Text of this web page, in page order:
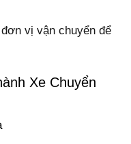
vị vận chuyển để
Xe Chuyển